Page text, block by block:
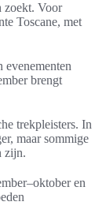
zoekt. Voor
Toscane, met
brengt
trekpleisters. In
maar sommige
zijn.
en